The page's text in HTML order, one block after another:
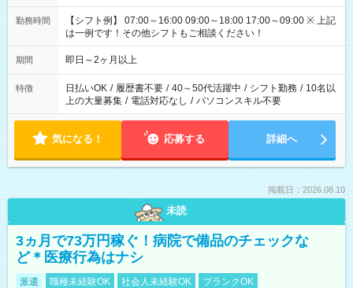
勤務時間
【シフト例】 07:00～16:00 09:00～18:00 17:00～09:00 ※ 上記
は一例です！その他シフトもご相談ください！
期間 即日～2ヶ月以上
特徴 日払いOK / 履歴書不要 / 40～50代活躍中 / シフト勤務 / 10名以
上の大量募集 / 電話対応なし / パソコンスキル不要
気になる！ 応募する 詳細へ
掲載日：2026.08.10
未読
3ヵ月で73万円稼ぐ！病院で備品のチェックな
ど＊医療行為はナシ
派遣 職種未経験OK 社会人未経験OK
ブランクOK